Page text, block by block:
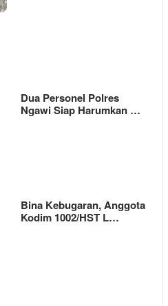
Dua Personel Polres
Ngawi Siap Harumkan …
Bina Kebugaran, Anggota
Kodim 1002/HST L…